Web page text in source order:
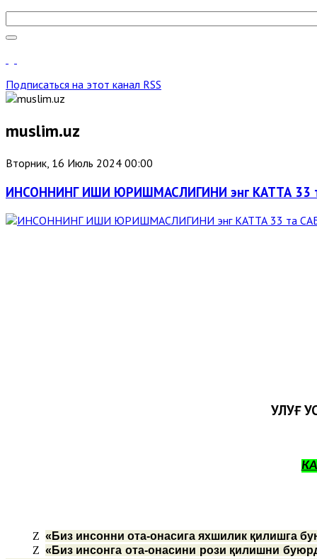
Подписаться на этот канал RSS
muslim.uz
Вторник, 16 Июль 2024 00:00
ИНСОННИНГ ИШИ ЮРИШМАСЛИГИНИ энг КАТТА 33
УЛУҒ
Z «Биз инсонни ота-онасига яхшилик қилишга
Z «Биз инсонга ота-онасини рози қилишни